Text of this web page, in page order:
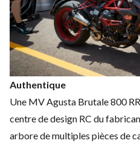
Authentique
Une MV Agusta Brutale 800 RR
centre de design RC du
arbore de multiples pièces de